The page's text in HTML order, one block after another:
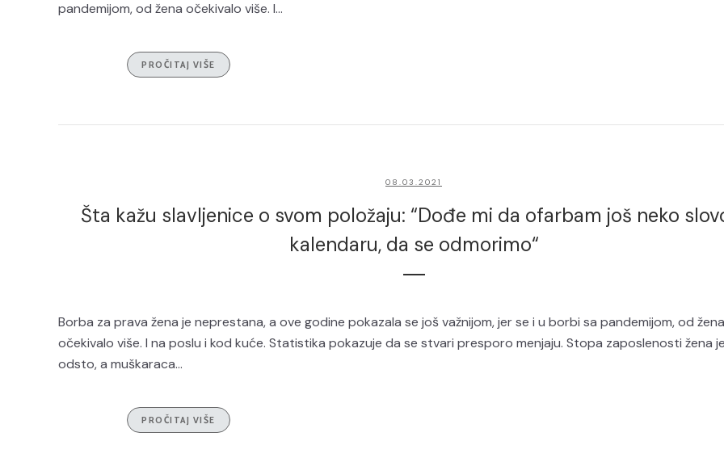
pandemijom, od žena očekivalo više. I...
PROČITAJ VIŠE
08.03.2021
Šta kažu slavljenice o svom položaju: “Dođe mi da ofarbam još neko
kalendaru, da se odmorimo“
Borba za prava žena je neprestana, a ove godine pokazala se još važnijom, jer se i u borbi sa pandemijom, od žena
očekivalo više. I na poslu i kod kuće. Statistika pokazuje da se stvari presporo menjaju. Stopa zaposlenosti žena
odsto, a muškaraca...
PROČITAJ VIŠE